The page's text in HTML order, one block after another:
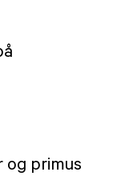
og primus